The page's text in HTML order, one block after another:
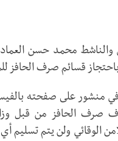
والناشط محمد حسن العماد
قسائم صرف الحافز
في منشور على صفحته
صرف الحافز من قبل
الوقائي ولن يتم تسليم